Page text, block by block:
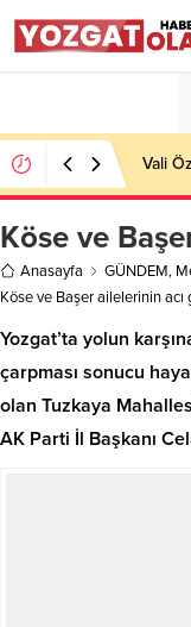
Vali
Köse ve
Anasayfa GÜNDEM,
Köse ve Başer ailelerinin acı
Yozgat’ta yolun
çarpması sonucu
olan Tuzkaya
AK Parti İl Başkanı